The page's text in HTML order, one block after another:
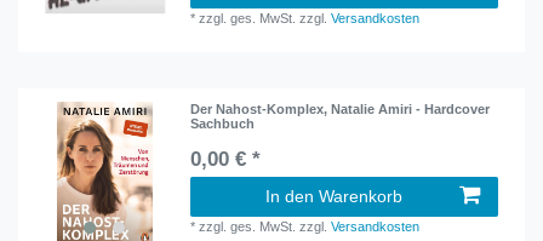
*zzgl. ges. MwSt. zzgl.Versandkosten
Der Nahost-Komplex, Natalie Amiri - Hardcover
Sachbuch
0,00 € *
In den Warenkorb
*zzgl. ges. MwSt. zzgl.Versandkosten